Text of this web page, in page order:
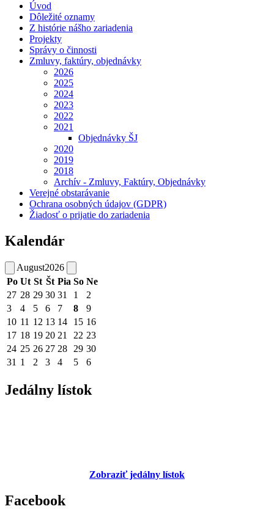
Úvod
Dôležité oznamy
Z histórie nášho zariadenia
Projekty
Správy o činnosti
Zmluvy, faktúry, objednávky
2026
2025
2024
2023
2022
2021
Objednávky ŠJ
2020
2019
2018
Archív - Zmluvy, Faktúry, Objednávky
Verejné obstarávanie
Ochrana osobných údajov (GDPR)
Žiadosť o prijatie do zariadenia
Kalendár
August2026
Po Ut St Št Pia So Ne
27 28 29 30 31 1
2
3
4 5 6 7 8
9
10 11 12 13 14 15 16
17 18 19 20 21 22 23
24 25 26 27 28 29 30
31 1 2 3 4 5 6
Jedálny lístok
Zobraziť jedálny lístok
Facebook